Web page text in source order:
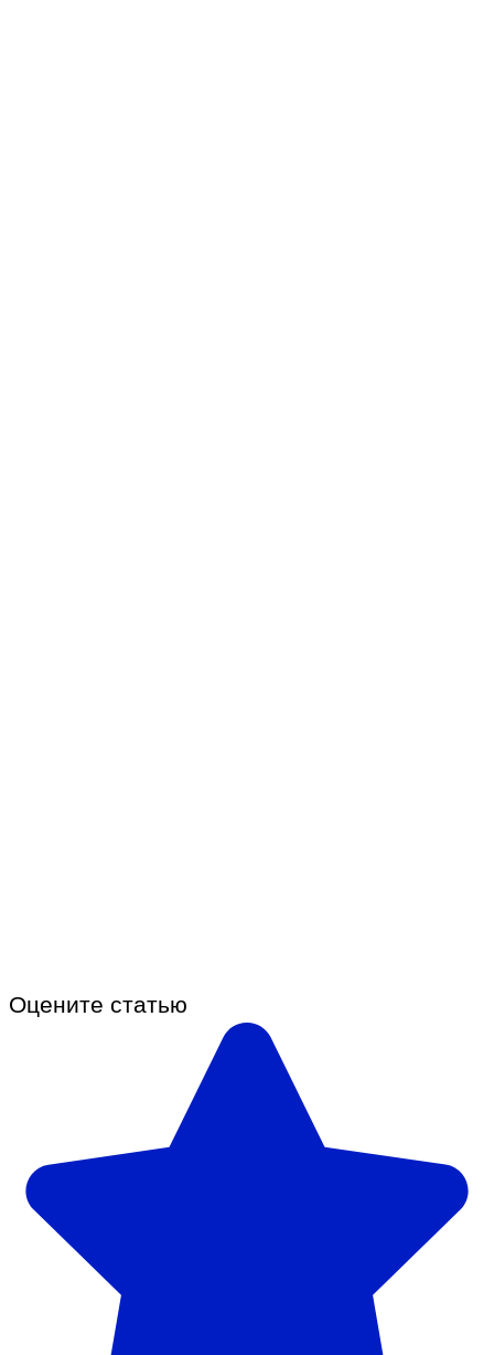
Оцените статью